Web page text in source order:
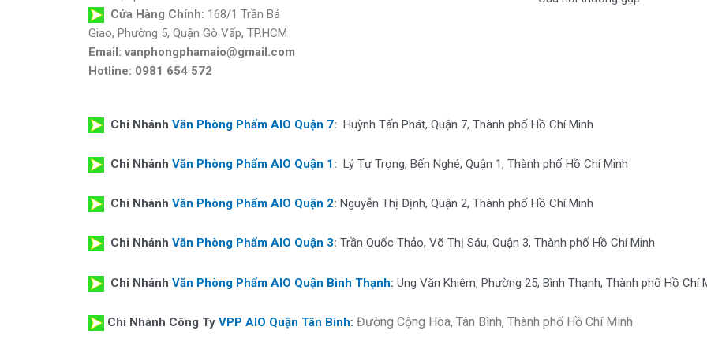
Cửa Hàng Chính: 168/1 Trần Bá
Giao, Phường 5, Quận Gò Vấp, TP.HCM
Email: vanphongphamaio@gmail.com
Hotline: 0981 654 572
Chi Nhánh Văn Phòng Phẩm AIO Quận 7: Huỳnh Tấn Phát, Quận 7, Thành phố Hồ Chí Minh
Chi Nhánh Văn Phòng Phẩm AIO Quận 1: Lý Tự Trọng, Bến Nghé, Quận 1, Thành phố Hồ Chí Minh
Chi Nhánh Văn Phòng Phẩm AIO Quận 2: Nguyễn Thị Định, Quận 2, Thành phố Hồ Chí Minh
Chi Nhánh Văn Phòng Phẩm AIO Quận 3: Trần Quốc Thảo, Võ Thị Sáu, Quận 3, Thành phố Hồ Chí Minh
Chi Nhánh Văn Phòng Phẩm AIO Quận Bình Thạnh: Ung Văn Khiêm, Phường 25, Bình Thạnh, Thành phố Hồ Chí
Chi Nhánh Công Ty VPP AIO Quận Tân Bình: Đường Cộng Hòa, Tân Bình, Thành phố Hồ Chí Minh